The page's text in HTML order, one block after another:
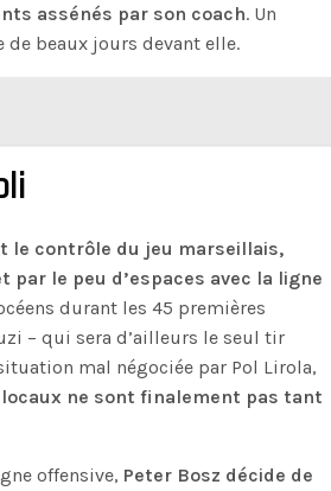
assénés par son coach. Un
beaux jours devant elle.
le contrôle du jeu marseillais,
le peu d’espaces avec la ligne
durant les 45 premières
– qui sera d’ailleurs le seul tir
mal négociée par Pol Lirola,
ne sont finalement pas tant
offensive, Peter Bosz décide de